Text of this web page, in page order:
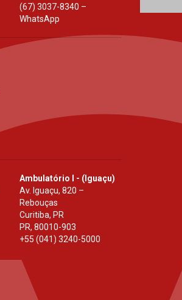
(67) 3037-8340 –
WhatsApp
Ambulatório I - (Iguaçu)
Av. Iguaçu, 820 –
Rebouças
Curitiba, PR
PR, 80010-903
+55 (041) 3240-5000